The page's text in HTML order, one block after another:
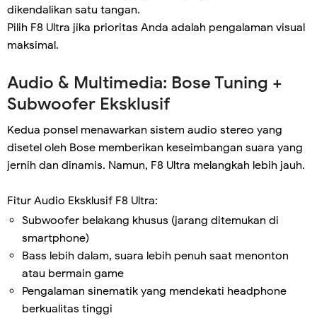
dikendalikan satu tangan.
Pilih F8 Ultra jika prioritas Anda adalah pengalaman visual
maksimal.
Audio & Multimedia: Bose Tuning +
Subwoofer Eksklusif
Kedua ponsel menawarkan sistem audio stereo yang
disetel oleh Bose memberikan keseimbangan suara yang
jernih dan dinamis. Namun, F8 Ultra melangkah lebih jauh.
Fitur Audio Eksklusif F8 Ultra:
Subwoofer belakang khusus (jarang ditemukan di
smartphone)
Bass lebih dalam, suara lebih penuh saat menonton
atau bermain game
Pengalaman sinematik yang mendekati headphone
berkualitas tinggi